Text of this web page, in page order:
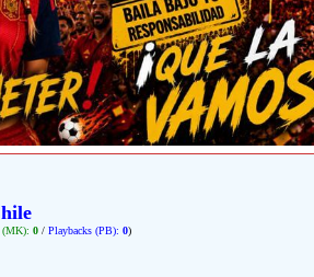
(MK): 0/ Playbacks (PB): 0)